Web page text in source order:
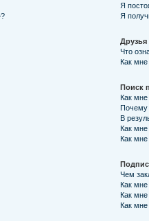
Я
Я
Друзья
Что
Как мне
Поиск
Как
Почему
В
Как
Как
Чем
Как
Как
Как мне